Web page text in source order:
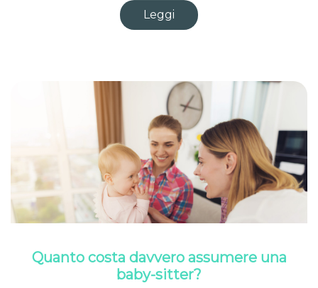
Leggi
Quanto costa davvero assumere una
baby-sitter?